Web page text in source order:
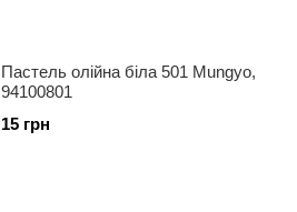
Пастель олійна біла 501 Mungyo,
94100801
15 грн